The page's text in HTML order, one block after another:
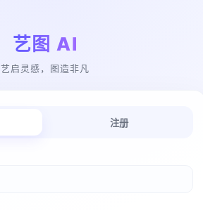
艺图 AI
艺启灵感，图造非凡
注册